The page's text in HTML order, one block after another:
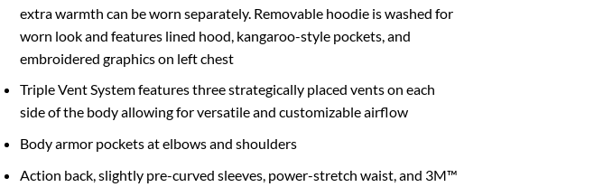
extra warmth can be worn separately. Removable hoodie is washed for
worn look and features lined hood, kangaroo-style pockets, and
embroidered graphics on left chest
Triple Vent System features three strategically placed vents on each
side of the body allowing for versatile and customizable airflow
Body armor pockets at elbows and shoulders
Action back, slightly pre-curved sleeves, power-stretch waist, and 3M™